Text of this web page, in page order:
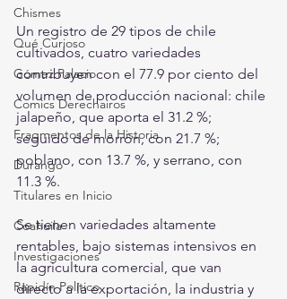
Chismes
Qué Curioso
Gómez Palacio
Comics Derechairos
Fragmentos de la Historia
Durango
Titulares en Inicio
Coahuila
Investigaciones
Rapidín Político
Un registro de 29 tipos de chile
cultivados, cuatro variedades
contribuyen con el 77.9 por ciento del
volumen de producción nacional: chile
jalapeño, que aporta el 31.2 %;
seguido de morrón, con 21.7 %;
poblano, con 13.7 %, y serrano, con
11.3 %.
Se tienen variedades altamente
rentables, bajo sistemas intensivos en
la agricultura comercial, que van
directo a la exportación, la industria y